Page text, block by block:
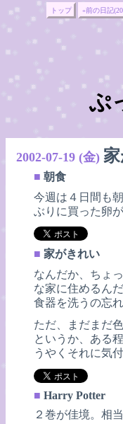
トップ «前の日記
ぷ
2002-07-19 (金)
■ 朝食
今週は４日間も
ぶりに買った卵
■ 家がきれい
なんだか、ちょ
な家に住めるん
食器を洗うの忘れ
ただ、まだまだ
というか、ある
うやくそれに気
■ Harry Potter
２巻が佳境。相